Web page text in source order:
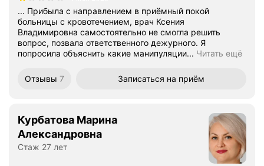
... Прибыла с направлением в приёмный покой
больницы с кровотечением, врач Ксения
Владимировна самостоятельно не смогла решить
вопрос, позвала ответственного дежурного. Я
попросила объяснить какие манипуляции... Читать ещё
Отзывы 7 Записаться на приём
Курбатова Марина
Александровна
Стаж 27 лет